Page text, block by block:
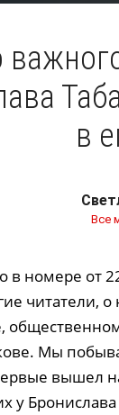
в
Все
в номере от
Мы
вышел
у